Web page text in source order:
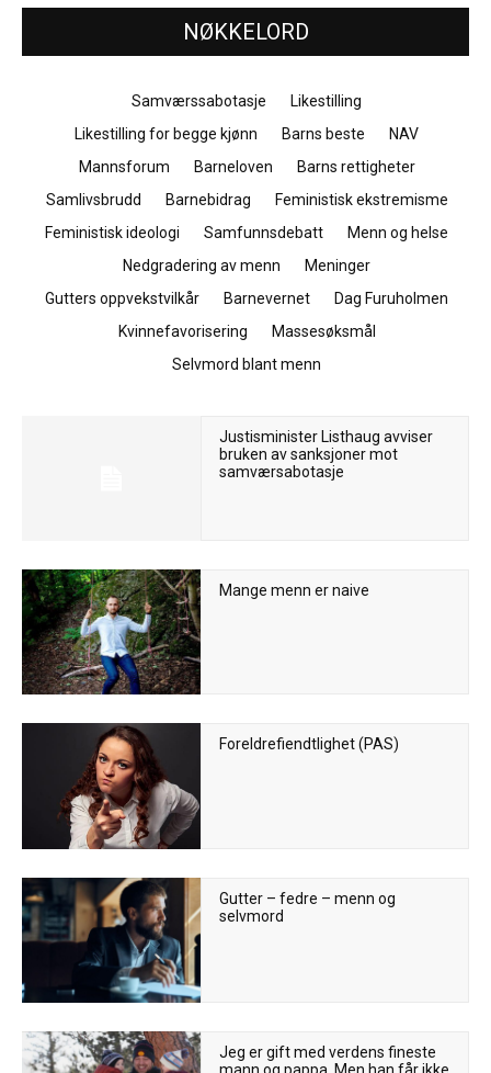
NØKKELORD
Samværssabotasje
Likestilling
Likestilling for begge kjønn
Barns beste
NAV
Mannsforum
Barneloven
Barns rettigheter
Samlivsbrudd
Barnebidrag
Feministisk ekstremisme
Feministisk ideologi
Samfunnsdebatt
Menn og helse
Nedgradering av menn
Meninger
Gutters oppvekstvilkår
Barnevernet
Dag Furuholmen
Kvinnefavorisering
Massesøksmål
Selvmord blant menn
Justisminister Listhaug avviser
bruken av sanksjoner mot
samværsabotasje
Mange menn er naive
Foreldrefiendtlighet (PAS)
Gutter – fedre – menn og
selvmord
Jeg er gift med verdens fineste